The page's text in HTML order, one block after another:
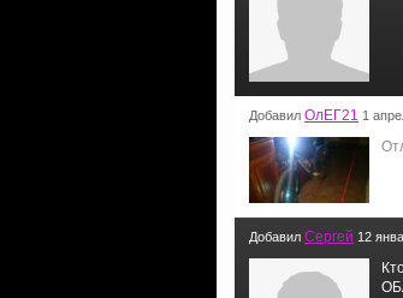
Добавил ОлЕГ21 1
Добавил Сергей 12